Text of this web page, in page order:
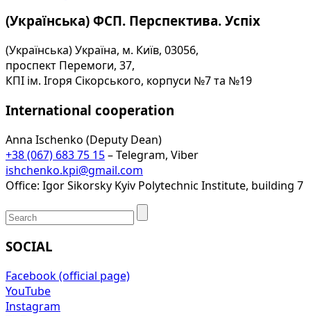
(Українська) ФСП. Перспектива. Успіх
(Українська) Україна, м. Київ, 03056,
проспект Перемоги, 37,
КПІ ім. Ігоря Сікорського, корпуси №7 та №19
International cooperation
Anna Ischenko (Deputy Dean)
+38 (067) 683 75 15– Telegram, Viber
ishchenko.kpi@gmail.com
Office: Igor Sikorsky Kyiv Polytechnic Institute, building 7
SOCIAL
Facebook (official page)
YouTube
Instagram